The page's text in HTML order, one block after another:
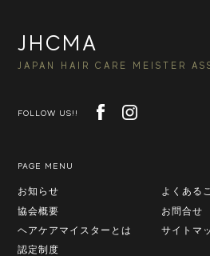
JHCMA
JAPAN HAIR CARE MEISTER
FOLLOW US!!
PAGE MENU
お知らせ
協会概要
ヘアケアマイスターとは
認定制度
よくある
お問合せ
サイトマ